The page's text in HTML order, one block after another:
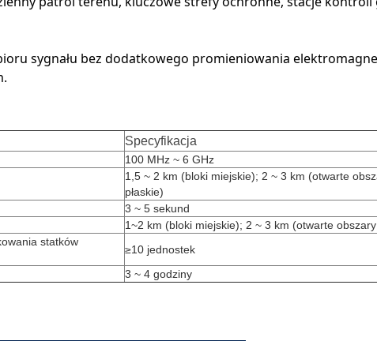
sygnału bez dodatkowego promieniowania
Specyfikacja
100 MHz ~ 6 GHz
1,5 ~ 2 km (bloki miejskie); 2 ~ 3 km (otwarte
płaskie)
3 ~ 5 sekund
1~2 km (bloki miejskie); 2 ~ 3 km (otwarte obszary
statków
≥10 jednostek
3 ~ 4 godziny